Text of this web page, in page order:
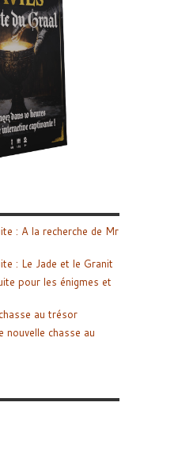
: A la recherche de Mr
: Le Jade et le Granit
pour les énigmes et
au trésor
nouvelle chasse au